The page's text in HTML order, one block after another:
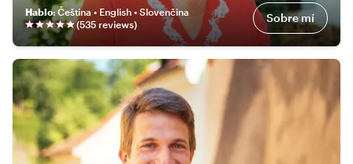
Hablo:Čeština • English • Slovenčina
(535 reviews) Sobre mí